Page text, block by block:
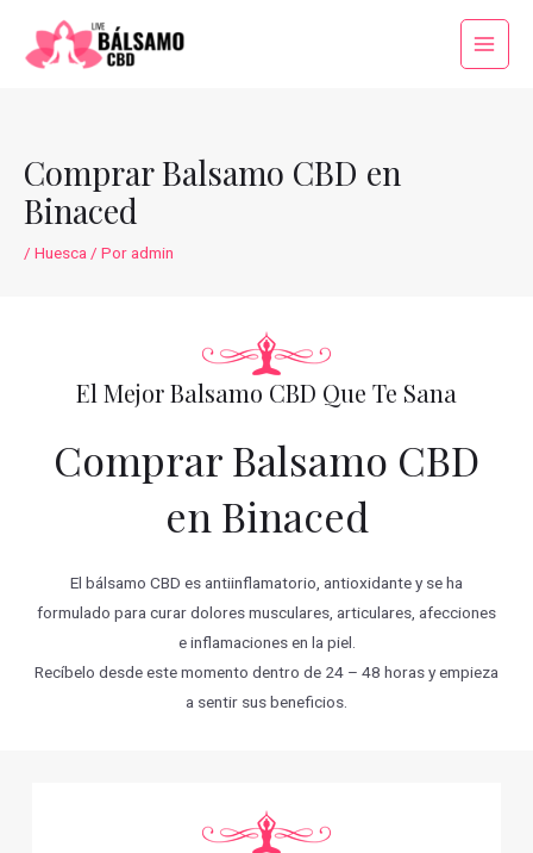
contenido
Main
Comprar Balsamo CBD en
Binaced
/ Huesca / Poradmin
El Mejor Balsamo CBD Que Te Sana
Comprar Balsamo CBD
en Binaced
El bálsamo CBD es antiinflamatorio, antioxidante y se ha
formulado para curar dolores musculares, articulares, afecciones
e inflamaciones en la piel.
Recíbelo desde este momento dentro de 24 – 48 horas y empieza
a sentir sus beneficios.